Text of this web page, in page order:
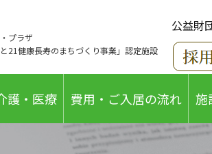
公益財
プラザ
21健康長寿のまちづくり事業」認定施設
護・医療 費用・ご入居の流れ 施